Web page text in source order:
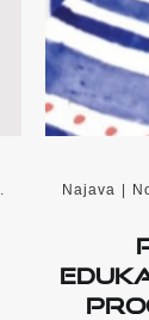
Najava |